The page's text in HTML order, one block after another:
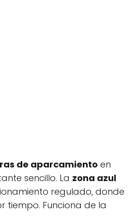
de aparcamiento en
sencillo. La zona azul
regulado, donde
tiempo. Funciona de la